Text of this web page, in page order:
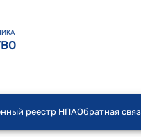
реестр НПАОбратная